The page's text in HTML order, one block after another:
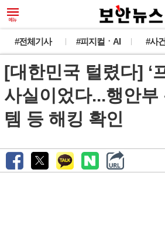
#전체기사 #피지컬ㆍAI #사
[대한민국 털렸다] ‘
사실이었다...행안부
템 등 해킹 확인